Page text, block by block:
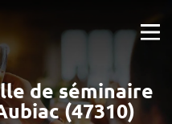
de séminaire
(47310)